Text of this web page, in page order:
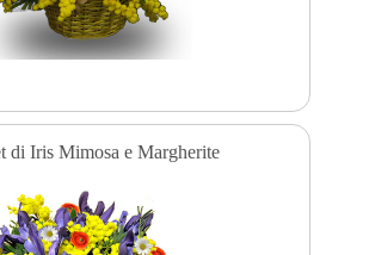
di Iris Mimosa e Margherite